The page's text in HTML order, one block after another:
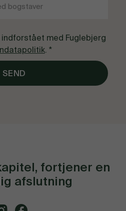
med Fuglebjerg
. *
fortjener en
afslutning